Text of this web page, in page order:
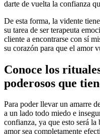
darte de vuelta la confianza
De esta forma, la vidente
su tarea de ser terapeuta
cliente a encontrarse con sí
su corazón para que el amor
Conoce los
poderosos que
Para poder llevar un amarre
a un lado todo miedo e
confianza, ya que esto será
amor sea completamente